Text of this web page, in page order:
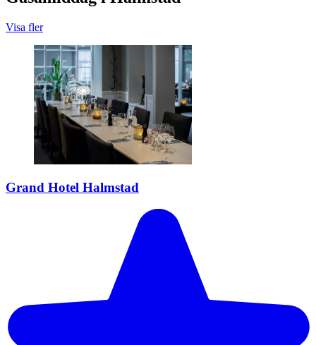
Visa fler
Grand Hotel Halmstad